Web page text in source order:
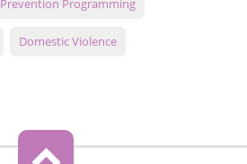
Prevention Programming
Domestic Violence